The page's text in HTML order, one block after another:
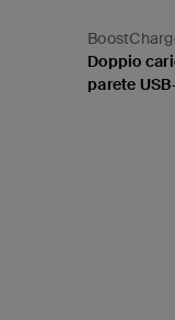
Doppio
parete